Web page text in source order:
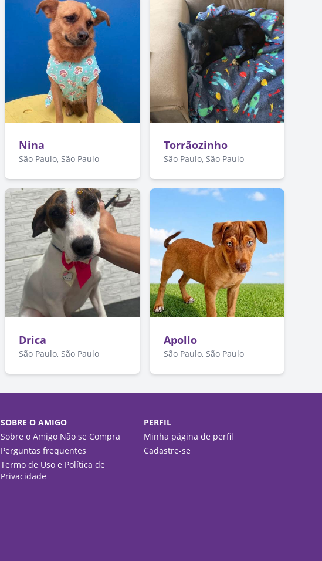
Nina
São Paulo, São Paulo
Torrãozinho
São Paulo, São Paulo
Drica
São Paulo, São Paulo
Apollo
São Paulo, São Paulo
SOBRE O AMIGO
Sobre o Amigo Não se Compra
Perguntas frequentes
Termo de Uso e Política de
Privacidade
PERFIL
Minha página de perfil
Cadastre-se